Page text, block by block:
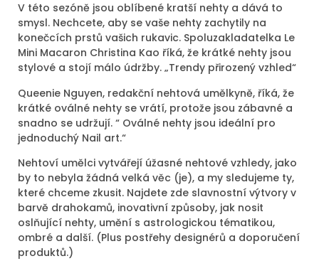
V této sezóně jsou oblíbené kratší nehty a dává to
smysl. Nechcete, aby se vaše nehty zachytily na
konečcích prstů vašich rukavic. Spoluzakladatelka Le
Mini Macaron Christina Kao říká, že krátké nehty jsou
stylové a stojí málo údržby. „Trendy přirozený vzhled“
Queenie Nguyen, redakční nehtová umělkyně, říká, že
krátké oválné nehty se vrátí, protože jsou zábavné a
snadno se udržují. “ Oválné nehty jsou ideální pro
jednoduchý Nail art.“
Nehtoví umělci vytvářejí úžasné nehtové vzhledy, jako
by to nebyla žádná velká věc (je), a my sledujeme ty,
které chceme zkusit. Najdete zde slavnostní výtvory v
barvě drahokamů, inovativní způsoby, jak nosit
oslňující nehty, umění s astrologickou tématikou,
ombré a další. (Plus postřehy designérů a doporučení
produktů.)